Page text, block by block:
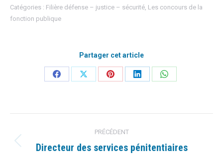
Catégories : Filière défense – justice – sécurité, Les concours de la
fonction publique
Partager cet article
PartagerPartagerPartagerPartagerPartager
article
PRÉCÉDENT
Article
Directeur des services pénitentiaires